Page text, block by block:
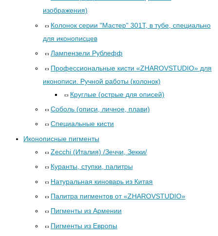
изображения)
Колонок серии "Мастер" 301Т, в тубе, специально
для иконописцев
Лампензели Рублефф
Профессиональные кисти «ZHAROVSTUDIO» для
иконописи. Ручной работы (колонок)
Круглые (острые для описей)
Соболь (описи, личное, плави)
Специальные кисти
Иконописные пигменты
Zecchi (Италия) /Зеччи, Зекки/
Куранты, ступки, палитры
Натуральная киноварь из Китая
Палитра пигментов от «ZHAROVSTUDIO»
Пигменты из Армении
Пигменты из Европы